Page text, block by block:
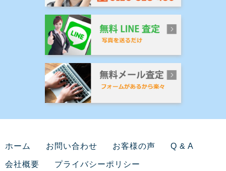
ホーム お問い合わせ お客様の声 Q & A
会社概要 プライバシーポリシー